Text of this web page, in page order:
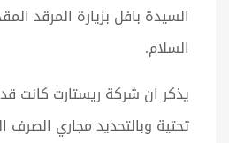
السيدة بافل بزيارة المرقد
السلام.
يذكر ان شركة ريستارت كانت
تحتية وبالتحديد مجاري